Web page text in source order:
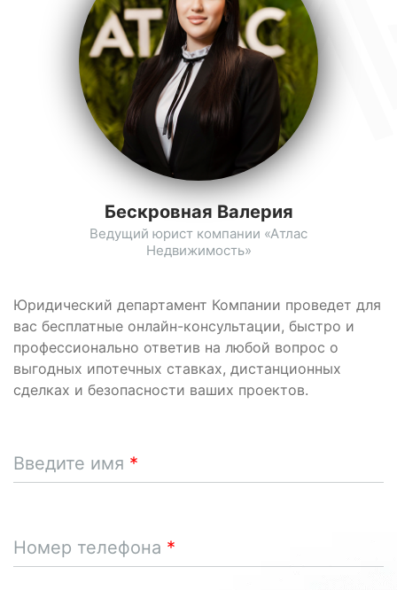
Юридический департамент Компании проведет для
вас бесплатные онлайн-консультации, быстро и
профессионально ответив на любой вопрос о
выгодных ипотечных ставках, дистанционных
сделках и безопасности ваших проектов.
Введите имя
Номер телефона
Бескровная Валерия
Ведущий юрист компании «Атлас
Недвижимость»